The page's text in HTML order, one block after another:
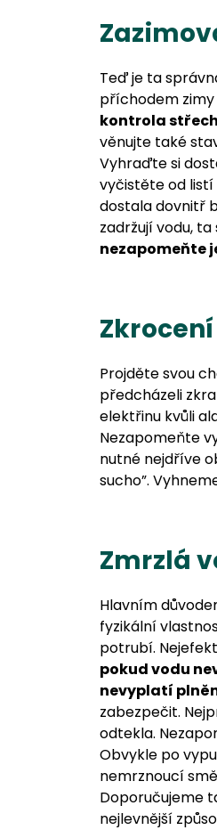
Teď je ta
příchodem
kontrola
věnujte také
Vyhraďte si
vyčistěte od listí
dostala dovnitř
zadržují vodu,
nezapomeňte
Projděte svou
předcházeli
elektřinu kvůli
Nezapomeňte
nutné nejdříve
sucho”.
Zmrzlá
Hlavním
fyzikální
potrubí.
pokud vodu
nevyplatí
zabezpečit.
odtekla.
Obvykle po
nemrznoucí
Doporučujeme
nejlevnější